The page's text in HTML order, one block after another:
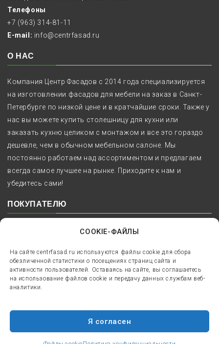
COOKIE-ФАЙЛЫ
На сайте centrfasad.ru используются файлы cookie для сбора
обезличенной статистики о посещениях страниц сайта и
активности пользователей. Оставаясь на сайте, вы соглашаетесь
на использование файлов cookie и передачу данных службам веб-
аналитики.
Я согласен
Телефоны
+7 (963) 314-81-11
E-mail: info@centrfasad.ru
О НАС
Компания Центр Фасадов с 2014 года специализируется
на изготовлении фасадов для мебели на заказ в Санкт-
Петербурге по низкой цене и в кратчайшие сроки. Также у
нас вы можете купить столешницу для кухни или
заказать кухню целиком с монтажом и все это гораздо
дешевле, чем в обычном мебельном салоне. Мы
постоянно работаем над ассортиментом и предлагаем
всегда самое лучшее на рынке. Приходите к нам и
убедитесь сами!
ПОКУПАТЕЛЮ
Оплата и доставка
Сроки и гарантия